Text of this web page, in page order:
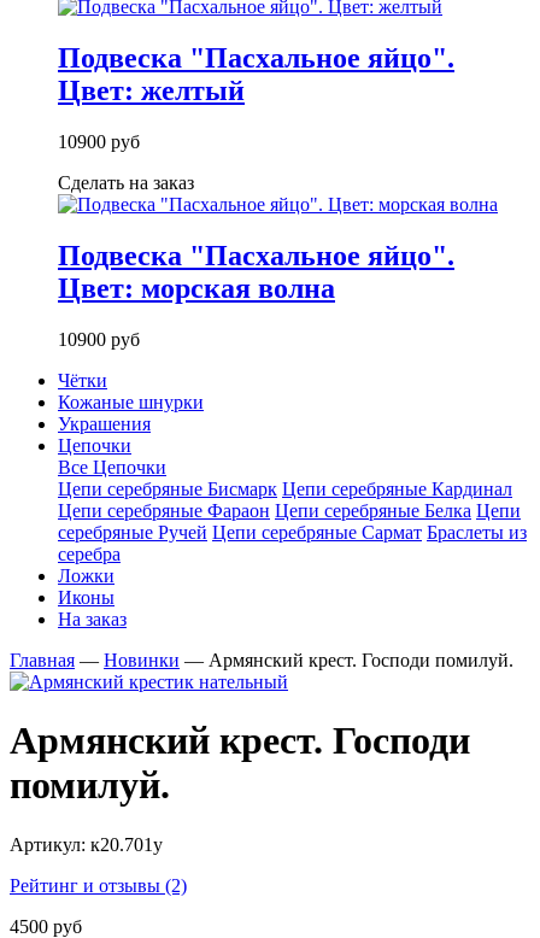
Подвеска "Пасхальное яйцо".
Цвет: желтый
10900 руб
Сделать на заказ
Подвеска "Пасхальное яйцо".
Цвет: морская волна
10900 руб
Чётки
Кожаные шнурки
Украшения
Цепочки
Все Цепочки
Цепи серебряные Бисмарк Цепи серебряные Кардинал
Цепи серебряные Фараон Цепи серебряные Белка Цепи
серебряные Ручей Цепи серебряные Сармат Браслеты из
серебра
Ложки
Иконы
На заказ
Главная — Новинки — Армянский крест. Господи помилуй.
Армянский крест. Господи
помилуй.
Артикул: к20.701у
Рейтинг и отзывы (2)
4500 руб